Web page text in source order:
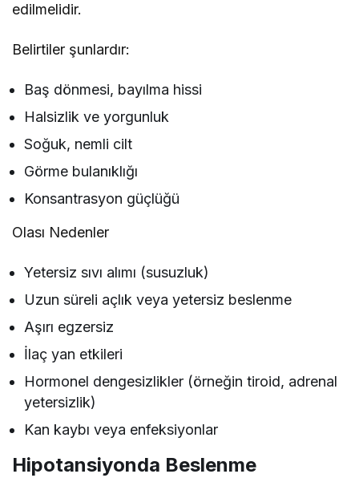
edilmelidir.
Belirtiler şunlardır:
Baş dönmesi, bayılma hissi
Halsizlik ve yorgunluk
Soğuk, nemli cilt
Görme bulanıklığı
Konsantrasyon güçlüğü
Olası Nedenler
Yetersiz sıvı alımı (susuzluk)
Uzun süreli açlık veya yetersiz beslenme
Aşırı egzersiz
İlaç yan etkileri
Hormonel dengesizlikler (örneğin tiroid, adrenal
yetersizlik)
Kan kaybı veya enfeksiyonlar
Hipotansiyonda Beslenme